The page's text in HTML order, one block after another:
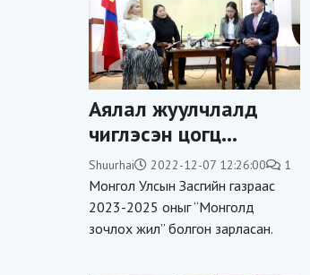
Аялал жуулчлалд
чиглэсэн цогц
хөтөлбөрүүдийг
нийслэлд
хэрэгжүүлнэ
Shuurhai 2022-12-07 12:26:00 1
Монгол Улсын Засгийн газраас
2023-2025 оныг “Монголд
зочлох жил” болгон зарласан.